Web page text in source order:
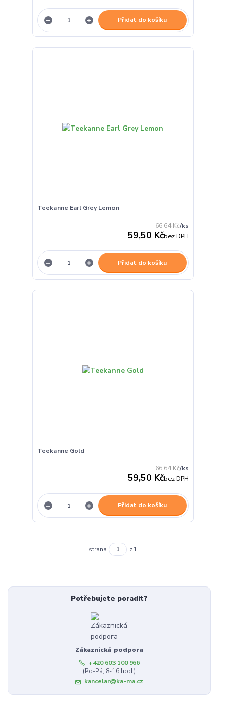
Přidat do košíku
Teekanne Earl Grey Lemon
66,64 Kč/ks
59,50 Kčbez DPH
Přidat do košíku
Teekanne Gold
66,64 Kč/ks
59,50 Kčbez DPH
Přidat do košíku
strana z 1
Potřebujete poradit?
Zákaznická podpora
+420 603 100 966
(Po-Pá, 8-16 hod.)
kancelar@ka-ma.cz